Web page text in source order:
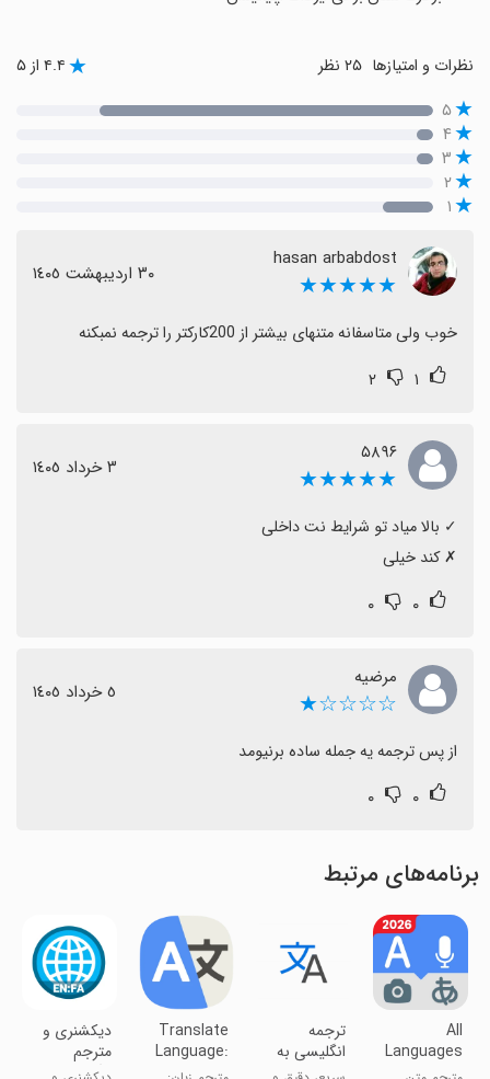
نظرات و امتیازها ۴.۴ از ۵
۵
۴
۳
۲
۱
hasan arbabdost
★★★★★ ٣٠ اردیبهشت ١٤٠٥
خوب ولی متاسفانه متنهای بیشتر از 200کارکتر را ترجمه نمبکنه
۱ ۲
۵۸۹۶
★★★★★ ٣ خرداد ١٤٠٥
‏✗ کند خیلی
۰ ۰
مرضیه
☆☆☆☆★ ٥ خرداد ١٤٠٥
از پس ترجمه یه جمله ساده برنیومد
۰ ۰
برنامه‌های مرتبط
All
Languages
Translator
‏ترجمه
انگلیسی به
فارسی عکس
Translate
Language:
Translator
دیکشنری و
مترجم
انگلیسی به